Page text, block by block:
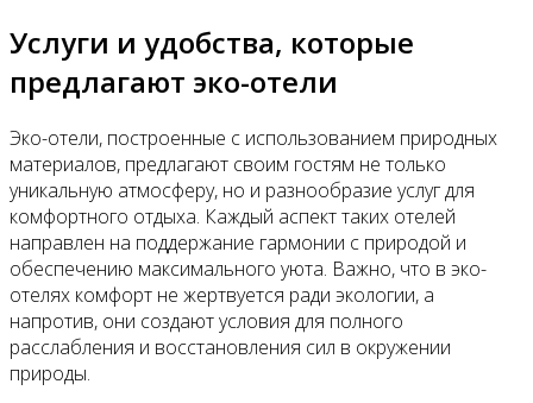
Услуги и удобства, которые
предлагают эко-отели
Эко-отели, построенные с использованием природных
материалов, предлагают своим гостям не только
уникальную атмосферу, но и разнообразие услуг для
комфортного отдыха. Каждый аспект таких отелей
направлен на поддержание гармонии с природой и
обеспечению максимального уюта. Важно, что в эко-
отелях комфорт не жертвуется ради экологии, а
напротив, они создают условия для полного
расслабления и восстановления сил в окружении
природы.